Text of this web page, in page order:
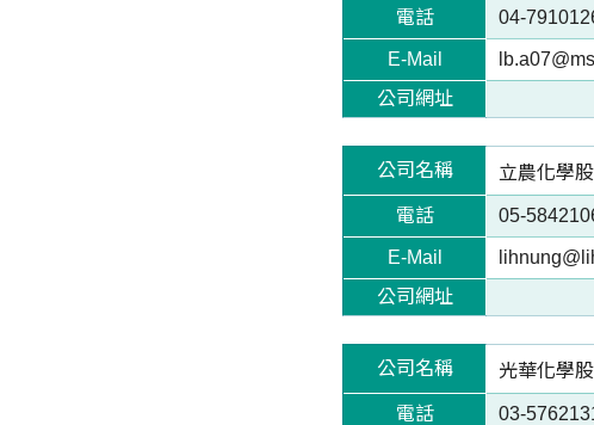
電話 04-
E-Mail
公司網址
公司名稱 立農化學
電話 05-
E-Mail
公司網址
公司名稱 光華化學
電話 03-